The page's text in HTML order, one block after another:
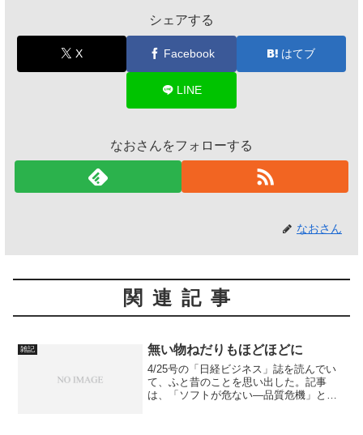
シェアする
X Facebook はてブ
LINE
なおさんをフォローする
なおさん
関連記事
雑記 無い物ねだりもほどほどに
4/25号の「日経ビジネス」誌を読んでい
て、ふと昔のことを思い出した。記事
は、「ソフトが危ない―品質危機」とい